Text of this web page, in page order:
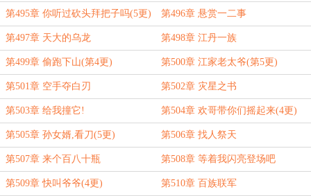
第495章 你听过砍头拜把子吗(5更) 第496章 悬赏一二事
第497章 天大的乌龙 第498章 江丹一族
第499章 偷跑下山(第4更) 第500章 江家老太爷(第5更)
第501章 空手夺白刃 第502章 灾星之书
第503章 给我撞它! 第504章 欢哥带你们摇起来(4更)
第505章 孙女婿,看刀(5更) 第506章 找人祭天
第507章 来个百八十瓶 第508章 等着我闪亮登场吧
第509章 快叫爷爷(4更) 第510章 百族联军